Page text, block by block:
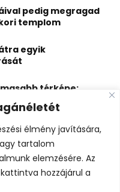
élmény javítására,
tartalom
elemzésére. Az
hozzájárul a
C
pedig megragad
templom
egyik
térképe:
és erődöt
hajóroncsa,